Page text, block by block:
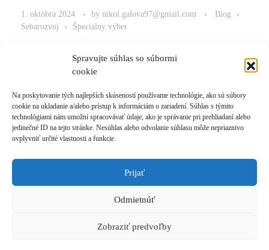
Spravujte súhlas so súbormi
cookie
Na poskytovanie tých najlepších skúseností používame technológie, ako sú súbory
cookie na ukladanie a/alebo prístup k informáciám o zariadení. Súhlas s týmito
technológiami nám umožní spracovávať údaje, ako je správanie pri prehliadaní alebo
jedinečné ID na tejto stránke. Nesúhlas alebo odvolanie súhlasu môže nepriaznivo
ovplyvniť určité vlastnosti a funkcie.
Prijať
Odmietnúť
Zobraziť predvoľby
1. októbra 2024 by nikol.galova97@gmail.com
Blog
Sebarozvoj
Špeciálny výber
Finančné návyky a správne formovanie úspechu
Read More
© 2021 Akadémia Andyho Winsona, so sídlom Ľubochnianska 4, 831 04 Bratislava, IČO:
Všeobecné obchodné podmienky|Zásady spracúvania osobných údajov